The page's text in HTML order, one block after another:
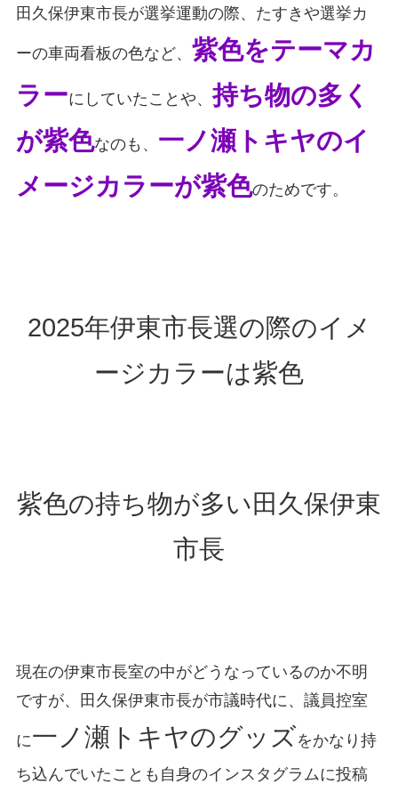
田久保伊東市長が選挙運動の際、たすきや選挙カ
ーの車両看板の色など、 紫色をテーマカ
ラーにしていたことや、持ち物の多く
が紫色なのも、 一ノ瀬トキヤのイ
メージカラーが紫色のためです。
2025年伊東市長選の際のイメ
ージカラーは紫色
紫色の持ち物が多い田久保伊東
市長
現在の伊東市長室の中がどうなっているのか不明
ですが、田久保伊東市長が市議時代に、議員控室
に一ノ瀬トキヤのグッズをかなり持
ち込んでいたことも自身のインスタグラムに投稿